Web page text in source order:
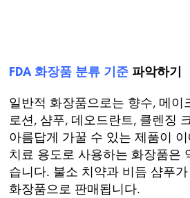
FDA 화장품 분류 기준 파악하기
일반적 화장품으로는 향수, 메이
로션, 샴푸, 데오드란트, 클렌징
아름답게 가꿀 수 있는 제품이
치료 용도로 사용하는 화장품은
습니다. 불소 치약과 비듬 샴푸
화장품으로 판매됩니다.